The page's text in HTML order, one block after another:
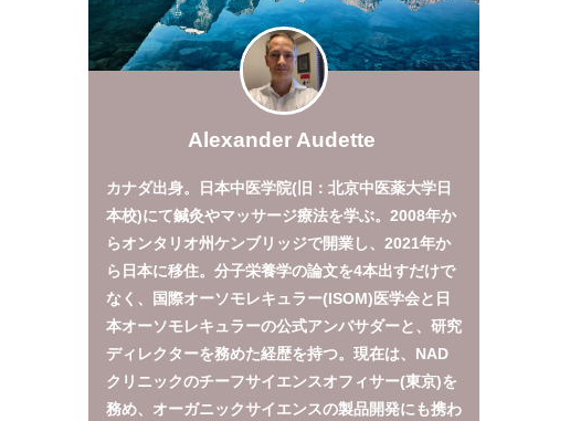
Alexander Audette
カナダ出身。日本中医学院(旧：北京中医薬大学日
本校)にて鍼灸やマッサージ療法を学ぶ。2008年か
らオンタリオ州ケンブリッジで開業し、2021年か
ら日本に移住。分子栄養学の論文を4本出すだけで
なく、国際オーソモレキュラー(ISOM)医学会と日
本オーソモレキュラーの公式アンバサダーと、研究
ディレクターを務めた経歴を持つ。現在は、NAD
クリニックのチーフサイエンスオフィサー(東京)を
務め、オーガニックサイエンスの製品開発にも携わ